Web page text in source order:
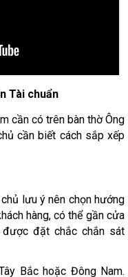
Tài chuẩn
cần có trên bàn thờ Ông
cần biết cách sắp xếp
lưu ý nên chọn hướng
hàng, có thể gần cửa
được đặt chắc chắn sát
Bắc hoặc Đông Nam.